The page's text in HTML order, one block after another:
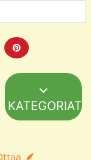
KATEGORIAT